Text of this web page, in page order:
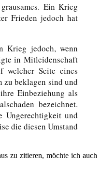
Ein Krieg
Frieden jedoch hat
Krieg jedoch, wenn
in Mitleidenschaft
welcher Seite eines
zu beklagen sind und
Einbeziehung als
bezeichnet.
Ungerechtigkeit und
die diesen Umstand
zu zitieren, möchte ich auch